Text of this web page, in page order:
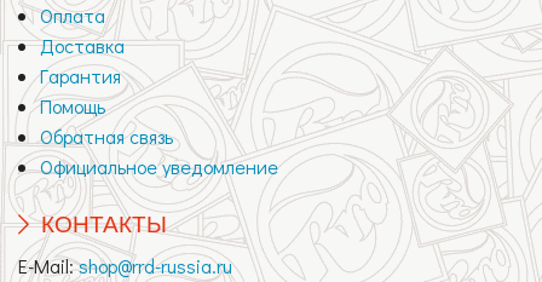
Оплата
Доставка
Гарантия
Помощь
Обратная связь
Официальное уведомление
КОНТАКТЫ
E-Mail:shop@rrd-russia.ru